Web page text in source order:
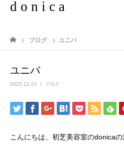
d o n i c a
ブログ ユニバ
ユニバ
2025.12.01 ブログ
こんにちは、初芝美容室のdonica